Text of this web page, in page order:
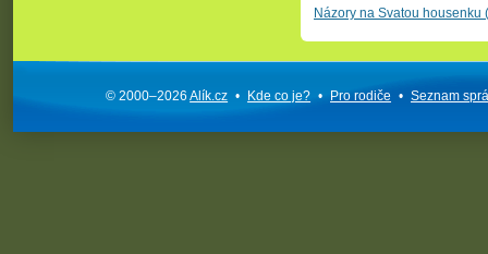
Názory na Svatou housenku
© 2000–2026Alík.cz • Kde co je? • Pro rodiče • Seznam